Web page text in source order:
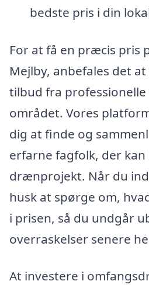
bedste pris i din
For at få en præcis pris
Mejlby, anbefales det
tilbud fra
området. Vores
dig at finde og
erfarne fagfolk, der
drænprojekt. Når du
husk at spørge om,
i prisen, så du undgår
overraskelser senere
At investere i